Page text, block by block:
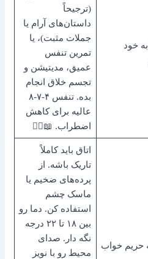
خود
(ترجیحاً
داستان‌های آرام یا
جملات مثبت)، یا
تمرین تنفس
عمیق، مدیتیشن و
تجسم خلاق انجام
بده. تنفس ۴-۷-۸
عالیه برای کاهش
اضطراب. 📖🧘‍♀️
حریم خواب
اتاق باید کاملاً
تاریک باشه. از
پرده‌های ضخیم یا
ماسک چشم
استفاده کن. دما رو
بین ۱۸ تا ۲۲ درجه
نگه دار. صدای
محیط رو با نویز